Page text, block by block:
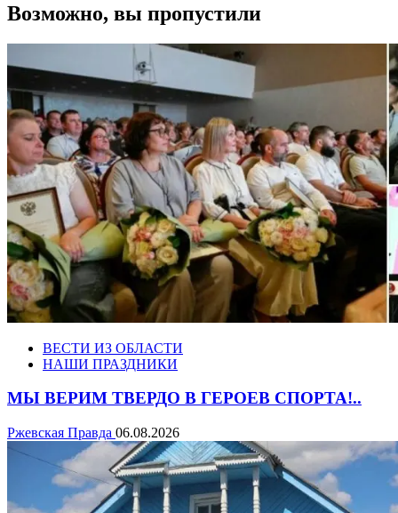
Возможно, вы пропустили
ВЕСТИ ИЗ ОБЛАСТИ
НАШИ ПРАЗДНИКИ
МЫ ВЕРИМ ТВЕРДО В ГЕРОЕВ СПОРТА!..
Ржевская Правда 06.08.2026